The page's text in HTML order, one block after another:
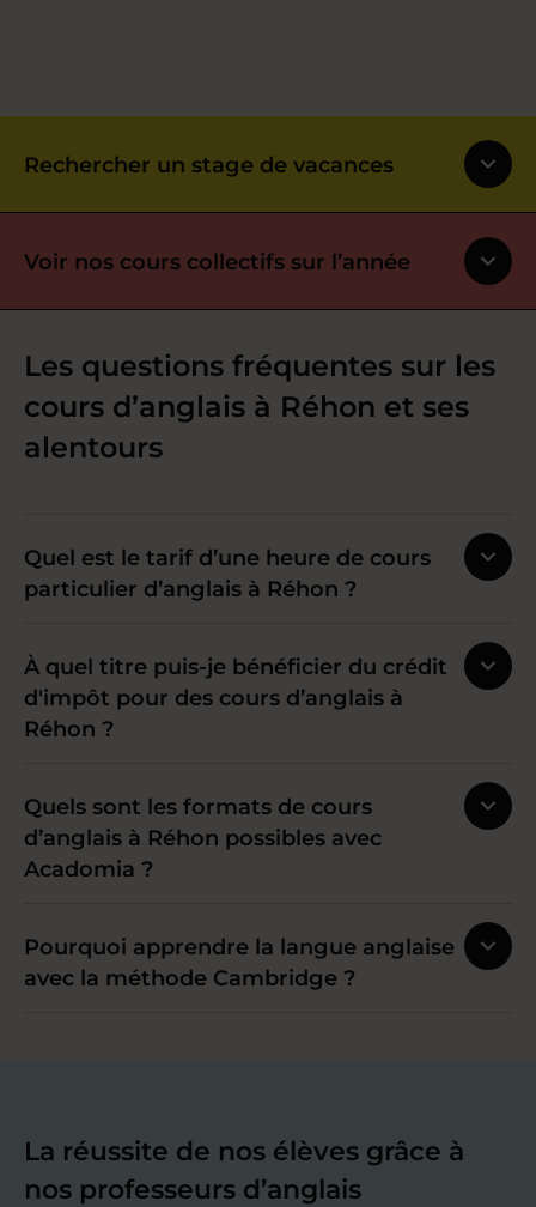
Rechercher un stage de vacances
Voir nos cours collectifs sur l’année
Les questions fréquentes sur les
cours d’anglais à Réhon et ses
alentours
Quel est le tarif d’une heure de cours
particulier d’anglais à Réhon ?
À quel titre puis-je bénéficier du crédit
d'impôt pour des cours d’anglais à
Réhon ?
Quels sont les formats de cours
d’anglais à Réhon possibles avec
Acadomia ?
Pourquoi apprendre la langue anglaise
avec la méthode Cambridge ?
La réussite de nos élèves grâce à
nos professeurs d’anglais